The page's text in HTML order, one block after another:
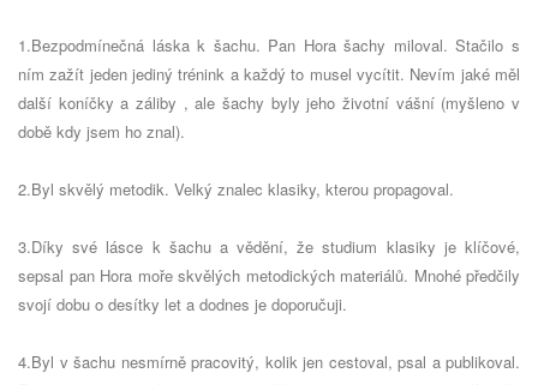
1.Bezpodmínečná láska k šachu. Pan Hora šachy miloval. Stačilo s
ním zažít jeden jediný trénink a každý to musel vycítit. Nevím jaké měl
další koníčky a záliby , ale šachy byly jeho životní vášní (myšleno v
době kdy jsem ho znal).
2.Byl skvělý metodik. Velký znalec klasiky, kterou propagoval.
3.Díky své lásce k šachu a vědění, že studium klasiky je klíčové,
sepsal pan Hora moře skvělých metodických materiálů. Mnohé předčily
svojí dobu o desítky let a dodnes je doporučuji.
4.Byl v šachu nesmírně pracovitý, kolik jen cestoval, psal a publikoval.